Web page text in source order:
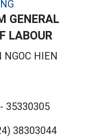
GENERAL
LABOUR
NGOC HIEN
- 35330305
38303044